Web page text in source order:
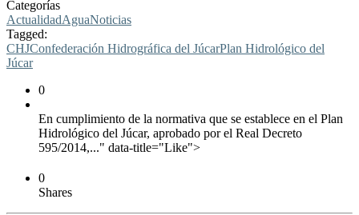
Categorías
ActualidadAguaNoticias
Tagged:
CHJConfederación Hidrográfica del JúcarPlan Hidrológico del
Júcar
0
En cumplimiento de la normativa que se establece en el Plan
Hidrológico del Júcar, aprobado por el Real Decreto
595/2014,..." data-title="Like">
0
Shares